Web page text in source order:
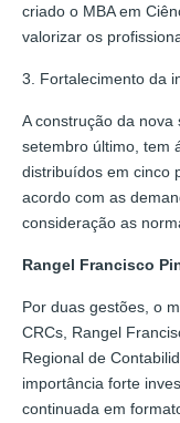
criado o MBA em
valorizar os
3. Fortalecimento da
A construção da nova
setembro último, tem
distribuídos em cinco
acordo com as
consideração as
Rangel Francisco
Por duas gestões, o
CRCs, Rangel
Regional de
importância forte
continuada em